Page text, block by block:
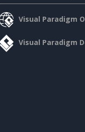
Visual Paradigm
Visual Paradigm